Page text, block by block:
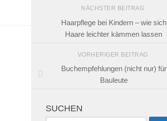
NÄCHSTER BEITRAG
Haarpflege bei Kindern – wie sich
Haare leichter kämmen lassen
VORHERIGER BEITRAG
Buchempfehlungen (nicht nur) für
Bauleute
SUCHEN